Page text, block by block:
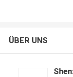
ÜBER UNS